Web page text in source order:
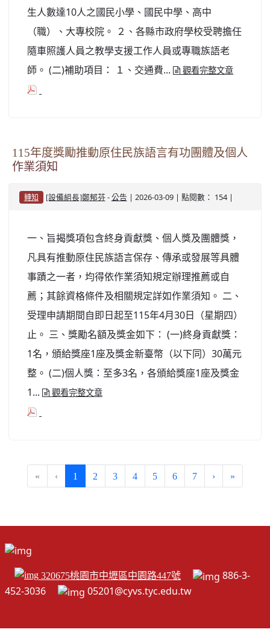
生人數達10人之國民小學、國民中學、高中
（職）、大專校院。 ２、各縣市政府學校受聘擔任
隨車照護人員之教學支援工作人員或專職族語老
師。 (二)補助項目： １、交通費...
觀看完整文章
115年度獎勵推動原住民族語言有功團體及個人
作業須知
轉知 [設備組長]鄭郁芬- 公告 | 2026-03-09 | 點閱數： 154 |
一、旨揭獎項包含終身貢獻獎、個人獎及團體獎，
凡具有推動原住民族語言保存、傳承或發展等具體
事蹟之一者，均得依作業須知規定辦理推薦或自
薦；其餘資格條件及相關規定詳如作業須知。 二、
受理申請期間自即日起至115年4月30日（星期四）
止。 三、獎勵名額及獎金如下： (一)終身貢獻獎：
1名，頒給獎座1座及獎金新臺幣（以下同）30萬元
整。 (二)個人獎：至多3名，各頒給獎座1座及獎金
1...
觀看完整文章
« ‹ 1 (current)
2 3 4 5 6 7 › »
320675桃園市中壢區中園路447號
886-3-
452-3036
05201@cyvs.tyc.edu.tw